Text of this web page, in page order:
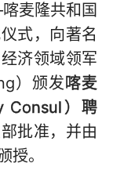
麦隆共和国
式，向著名
济领域领军
）颁发喀麦
Consul）聘
批准，并由
授。